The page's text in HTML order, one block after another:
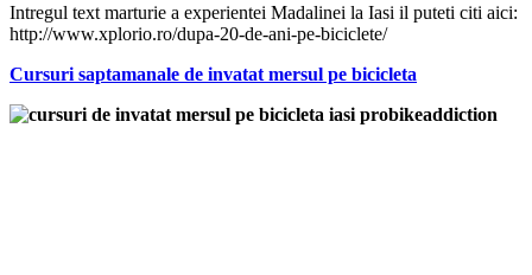
Intregul text marturie a experientei Madalinei la Iasi il puteti citi aici:
http://www.xplorio.ro/dupa-20-de-ani-pe-biciclete/
Cursuri saptamanale de invatat mersul pe bicicleta